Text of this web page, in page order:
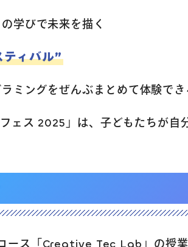
学びで未来を描く
ティバル”
ミングをぜんぶまとめて体験でき
ェス 2025」は、子どもたちが自
ース「Creative Tec Lab」の授業